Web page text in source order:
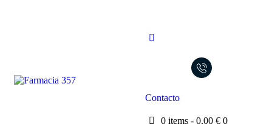
Contacto
0 items -0.00 € 0